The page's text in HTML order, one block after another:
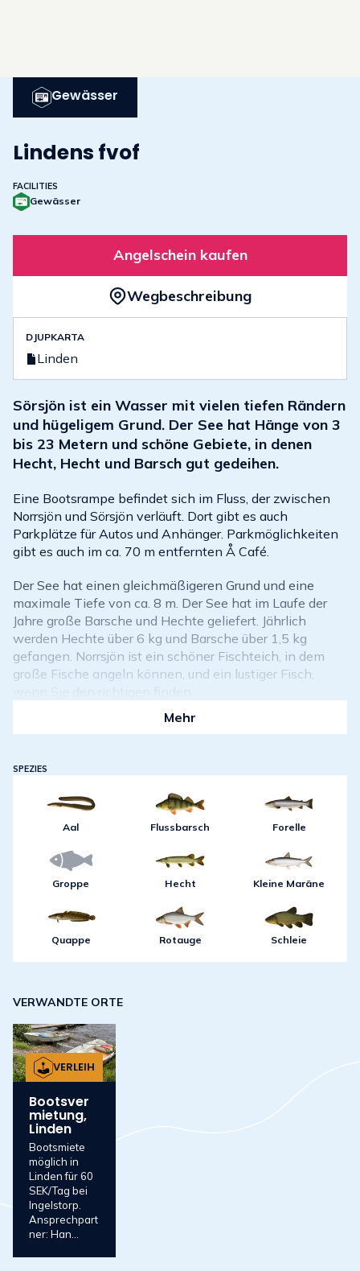
Gewässer
Lindens fvof
FACILITIES
Gewässer
Angelschein kaufen
Wegbeschreibung
DJUPKARTA
Linden
Sörsjön ist ein Wasser mit vielen tiefen Rändern
und hügeligem Grund. Der See hat Hänge von 3
bis 23 Metern und schöne Gebiete, in denen
Hecht, Hecht und Barsch gut gedeihen.
Eine Bootsrampe befindet sich im Fluss, der zwischen
Norrsjön und Sörsjön verläuft. Dort gibt es auch
Parkplätze für Autos und Anhänger. Parkmöglichkeiten
gibt es auch im ca. 70 m entfernten Å Café.
Der See hat einen gleichmäßigeren Grund und eine
maximale Tiefe von ca. 8 m. Der See hat im Laufe der
Jahre große Barsche und Hechte geliefert. Jährlich
werden Hechte über 6 kg und Barsche über 1,5 kg
gefangen. Norrsjön ist ein schöner Fischteich, in dem
große Fische angeln können, und ein lustiger Fisch,
Mehr
SPEZIES
Aal Flussbarsch Forelle
Groppe Hecht Kleine Maräne
Quappe Rotauge Schleie
VERWANDTE ORTE
VERLEIH
Bootsver
mietung,
Linden
Bootsmiete
möglich in
Linden für 60
SEK/Tag bei
Ingelstorp.
Ansprechpart
ner: Han...